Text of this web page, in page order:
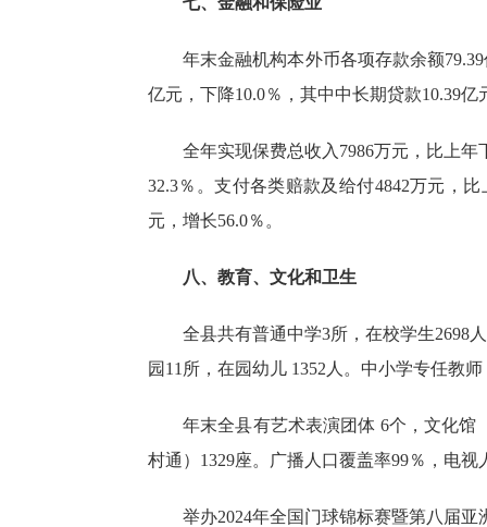
年末金融机构本外币各项存款余额79.39
亿元， 下降10.0％，其中中长期贷款10.39亿
全年实现保费总收入 7986万元，比上年
32.3％。支付各类赔款及给付4842万元，比
元，增长56.0％。
八、教育、文化和卫生
全县共有普通中学3所，在校学生2698
园 11 所，在园幼儿 1352 人。中小学专任教师
年末全县有艺术表演团体 6个，文化馆
村通） 1329座。广播人口覆盖率99％ ，电视
举办2024年全国门球锦标赛暨第八届